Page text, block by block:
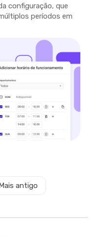
configuração, que
períodos em
antigo